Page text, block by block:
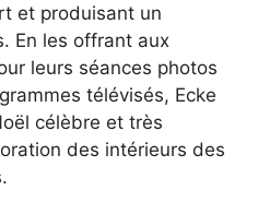
et produisant un
En les offrant aux
leurs séances photos
télévisés, Ecke
célèbre et très
des intérieurs des